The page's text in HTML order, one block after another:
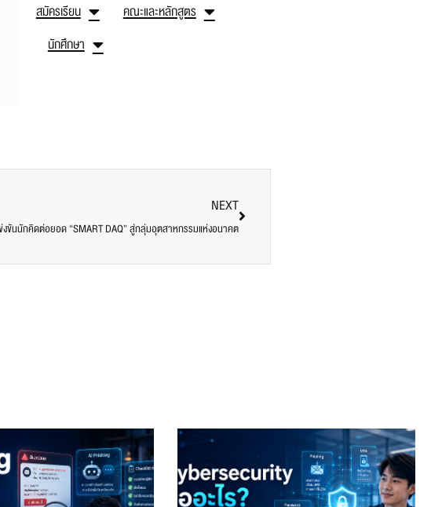
สมัครเรียน
คณะและหลักสูตร
นักศึกษา
NEXT
งขันนักคิดต่อยอด “SMART DAQ” สู่กลุ่มอุตสาหกรรมแห่งอนาคต